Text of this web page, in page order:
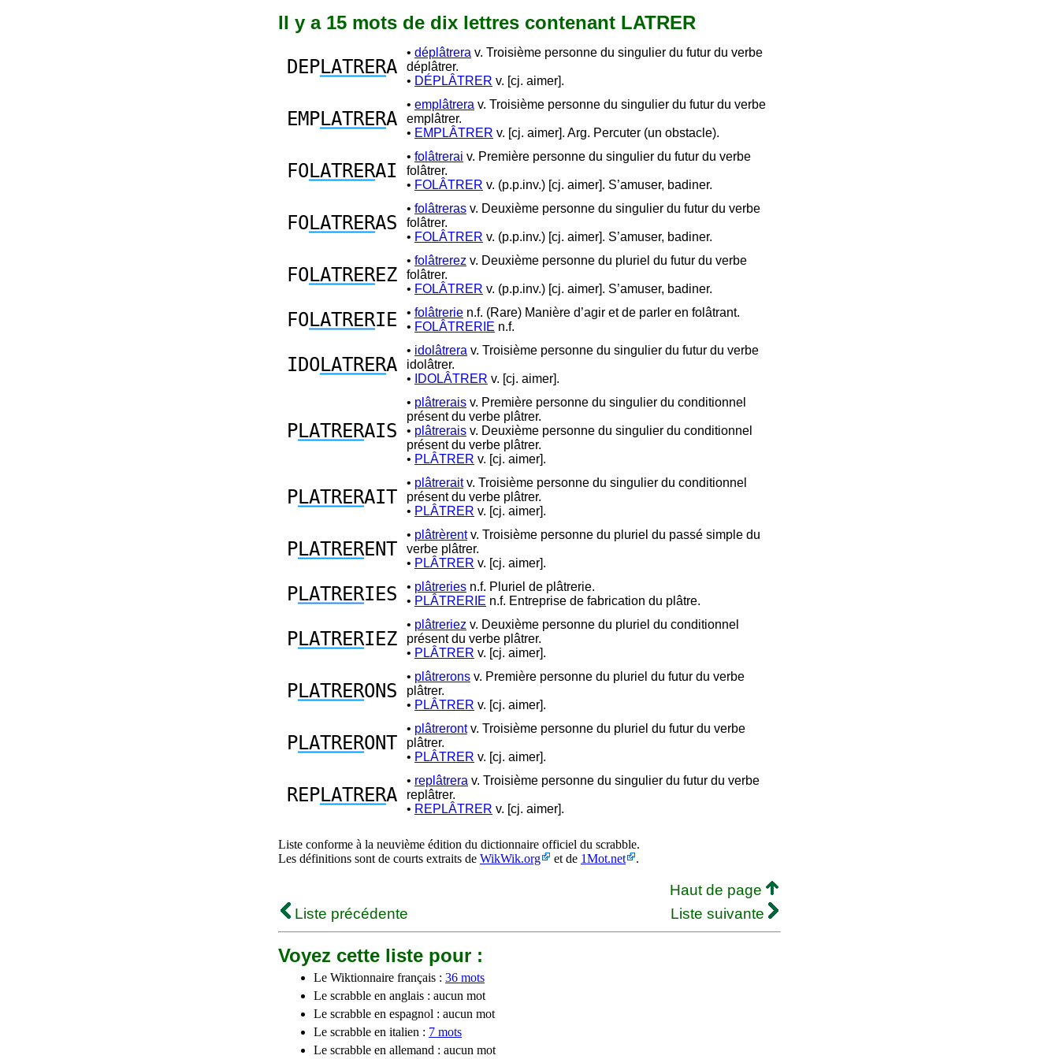
Il y a 15 mots de dix lettres contenant LATRER
DEPLATRERA
• déplâtrera v. Troisième personne du singulier du futur du verbe
déplâtrer.
• DÉPLÂTRER v. [cj. aimer].
EMPLATRERA
• emplâtrera v. Troisième personne du singulier du futur du verbe
emplâtrer.
• EMPLÂTRER v. [cj. aimer]. Arg. Percuter (un obstacle).
FO LATRERAI
• folâtrerai v. Première personne du singulier du futur du verbe
folâtrer.
• FOLÂTRER v. (p.p.inv.) [cj. aimer]. S’amuser, badiner.
FO LATRERAS
• folâtreras v. Deuxième personne du singulier du futur du verbe
folâtrer.
• FOLÂTRER v. (p.p.inv.) [cj. aimer]. S’amuser, badiner.
FO LATREREZ
• folâtrerez v. Deuxième personne du pluriel du futur du verbe
folâtrer.
• FOLÂTRER v. (p.p.inv.) [cj. aimer]. S’amuser, badiner.
FO LATRERIE • folâtrerie n.f. (Rare) Manière d’agir et de parler en folâtrant.
• FOLÂTRERIE n.f.
IDO LATRERA
• idolâtrera v. Troisième personne du singulier du futur du verbe
idolâtrer.
•
IDOLÂTRER v. [cj. aimer].
PLATRERAIS
• plâtrerais v. Première personne du singulier du conditionnel
présent du verbe plâtrer.
• plâtrerais v. Deuxième personne du singulier du conditionnel
présent du verbe plâtrer.
• PLÂTRER v. [cj. aimer].
PLATRERAIT
• plâtreraitv. Troisième personne du singulier du conditionnel
présent du verbe plâtrer.
• PLÂTRER v. [cj. aimer].
PLATRERENT
• plâtrèrentv. Troisième personne du pluriel du passé simple du
verbe plâtrer.
• PLÂTRER v. [cj. aimer].
PLATRERIES • plâtreries n.f. Pluriel de plâtrerie.
• PLÂTRERIE n.f. Entreprise de fabrication du plâtre.
PLATRERIEZ
• plâtreriez v. Deuxième personne du pluriel du conditionnel
présent du verbe plâtrer.
• PLÂTRER v. [cj. aimer].
PLATRERONS
• plâtrerons v. Première personne du pluriel du futur du verbe
plâtrer.
• PLÂTRER v. [cj. aimer].
PLATRERONT
• plâtrerontv. Troisième personne du pluriel du futur du verbe
plâtrer.
• PLÂTRER v. [cj. aimer].
REPLATRERA
• replâtrera v. Troisième personne du singulier du futur du verbe
replâtrer.
• REPLÂTRER v. [cj. aimer].
Liste conforme à la neuvième édition du dictionnaire officiel du scrabble.
Les définitions sont de courts extraits de WikWik.org et de 1Mot.net .
Haut de page
Liste précédente
Liste suivante
Voyez cette liste pour :
Le Wiktionnaire français : 36 mots
Le scrabble en anglais : aucun mot
Le scrabble en espagnol : aucun mot
Le scrabble en italien : 7 mots
Le scrabble en allemand : aucun mot